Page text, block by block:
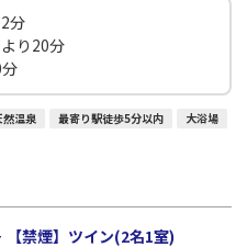
分
り20分
然温泉 最寄り駅徒歩5分以内 大浴場
禁煙】ツイン(2名1室)